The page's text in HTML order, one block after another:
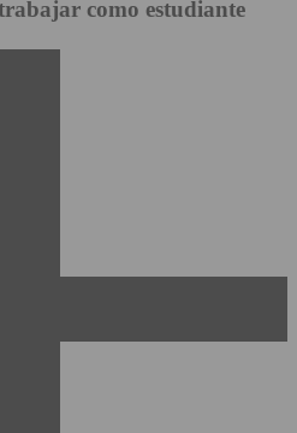
como estudiante